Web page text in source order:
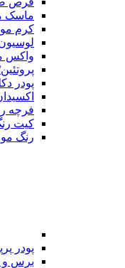
ماسک
کرم مو
واکس
پودر
فرچه
کیت
رنگ مو
پودر
برس و